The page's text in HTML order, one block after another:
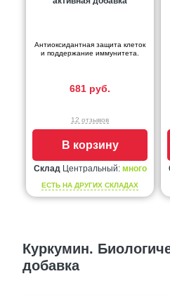
Антиоксидантная защита клеток
и поддержание иммунитета.
681 руб.
12 отзывов
В корзину
СкладЦентральный: много
ЕСТЬ НА ДРУГИХ СКЛАДАХ
Куркумин.
добавка